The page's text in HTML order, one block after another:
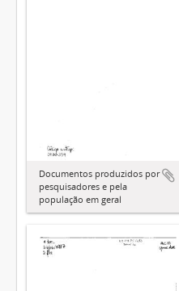
Documentos produzidos por
pesquisadores e pela
população em geral